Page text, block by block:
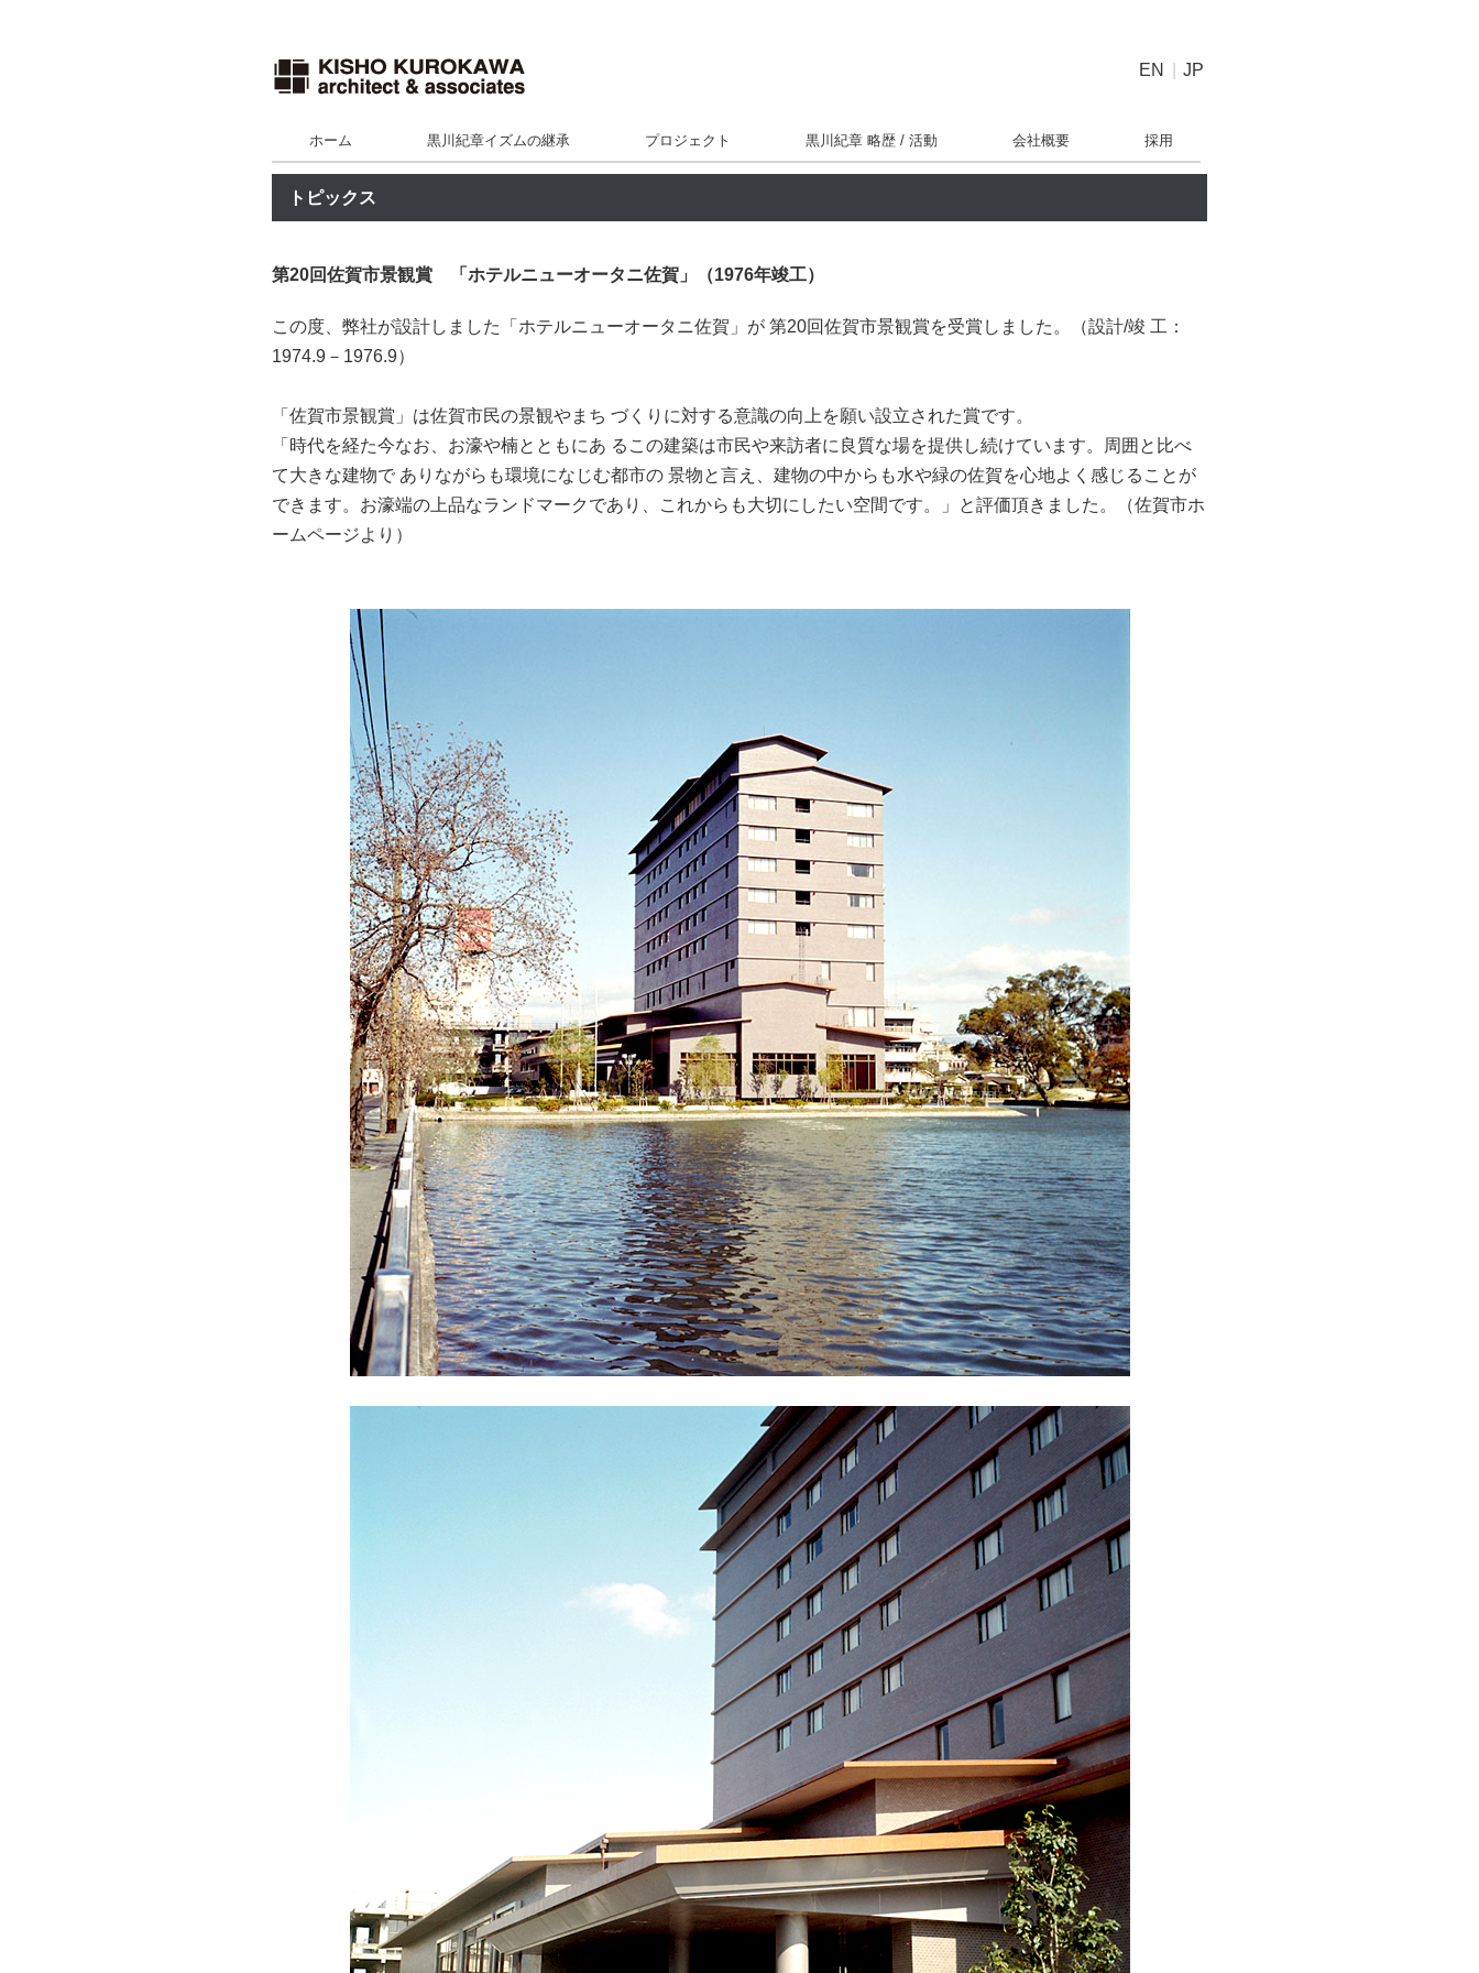
EN JP
ホーム 黒川紀章イズムの継承 プロジェクト 黒川紀章 略歴 / 活動 会社概要 採用
トピックス
第20回佐賀市景観賞 「ホテルニューオータニ佐賀」（1976年竣工）
この度、弊社が設計しました「ホテルニューオータニ佐賀」が 第20回佐賀市景観賞を受賞しました。（設計/竣 工：
1974.9－1976.9）
「佐賀市景観賞」は佐賀市民の景観やまち づくりに対する意識の向上を願い設立された賞です。
「時代を経た今なお、お濠や楠とともにあ るこの建築は市民や来訪者に良質な場を提供し続けています。周囲と比べ
て大きな建物で ありながらも環境になじむ都市の 景物と言え、建物の中からも水や緑の佐賀を心地よく感じることが
できます。お濠端の上品なランドマークであり、これからも大切にしたい空間です。」と評価頂きました。（佐賀市ホ
ームページより）